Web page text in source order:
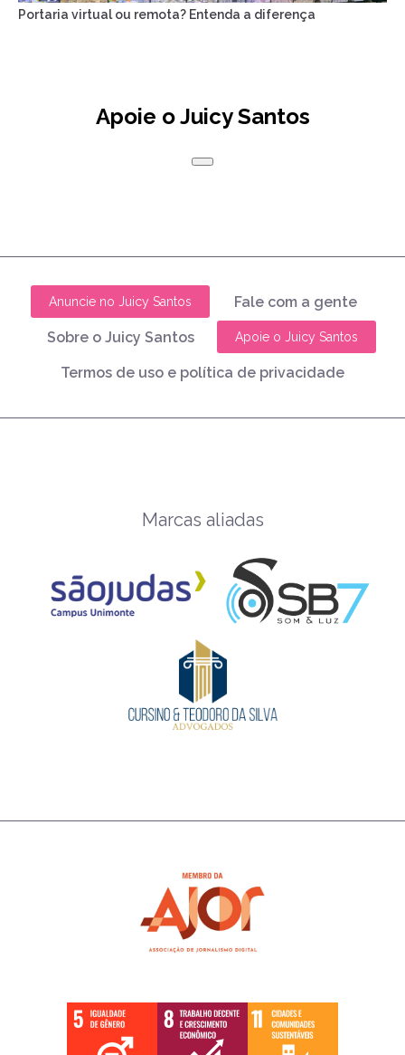
Portaria virtual ou remota? Entenda a diferença
Apoie o Juicy Santos
Anuncie no Juicy Santos Fale com a gente
Sobre o Juicy Santos Apoie o Juicy Santos
Termos de uso e política de privacidade
Marcas aliadas